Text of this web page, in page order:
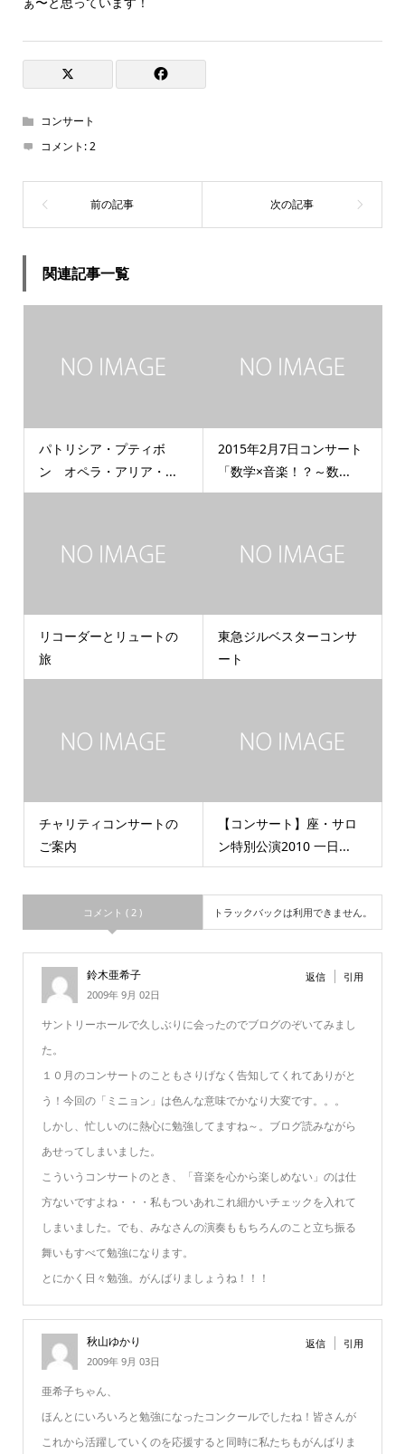
コンサート
コメント:2
関連記事一覧
パトリシア・プティボ
ン オペラ・アリア・...
2015年2月7日コンサート
「数学×音楽！？～数...
リコーダーとリュートの
旅
東急ジルベスターコンサ
ート
チャリティコンサートの
ご案内
【コンサート】座・サロ
ン特別公演2010 一日...
コメント ( 2 ) トラックバックは利用できません。
鈴木亜希子
2009年 9月 02日
返信 引用
サントリーホールで久しぶりに会ったのでブログのぞいてみまし
た。
１０月のコンサートのこともさりげなく告知してくれてありがと
う！今回の「ミニョン」は色んな意味でかなり大変です。。。
しかし、忙しいのに熱心に勉強してますね～。ブログ読みながら
あせってしまいました。
こういうコンサートのとき、「音楽を心から楽しめない」のは仕
方ないですよね・・・私もついあれこれ細かいチェックを入れて
しまいました。でも、みなさんの演奏ももちろんのこと立ち振る
舞いもすべて勉強になります。
とにかく日々勉強。がんばりましょうね！！！
秋山ゆかり
2009年 9月 03日
返信 引用
亜希子ちゃん、
ほんとにいろいろと勉強になったコンクールでしたね！皆さんが
これから活躍していくのを応援すると同時に私たちもがんばりま